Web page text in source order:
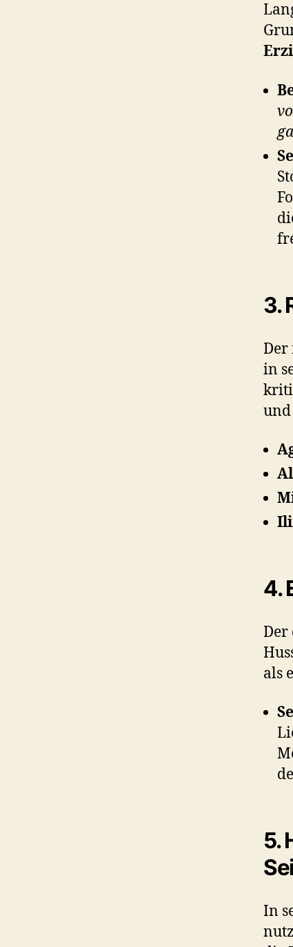
3.
Der
in
und
4.
Der
als
5.
In